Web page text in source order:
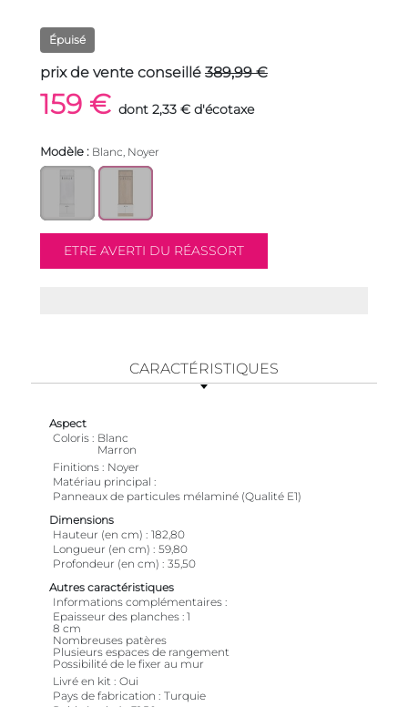
Épuisé
prix de vente conseillé 389,99 €
159 € dont 2,33 € d'écotaxe
Modèle : Blanc, Noyer
CARACTÉRISTIQUES
Aspect
Coloris
Blanc
Marron
Finitions
Noyer
Matériau principal
Panneaux de particules mélaminé (Qualité E1)
Dimensions
Hauteur (en cm)
182,80
Longueur (en cm)
59,80
Profondeur (en cm)
35,50
Autres caractéristiques
Informations complémentaires
Epaisseur des planches : 1
8 cm
Nombreuses patères
Plusieurs espaces de rangement
Possibilité de le fixer au mur
Livré en kit
Oui
Pays de fabrication
Turquie